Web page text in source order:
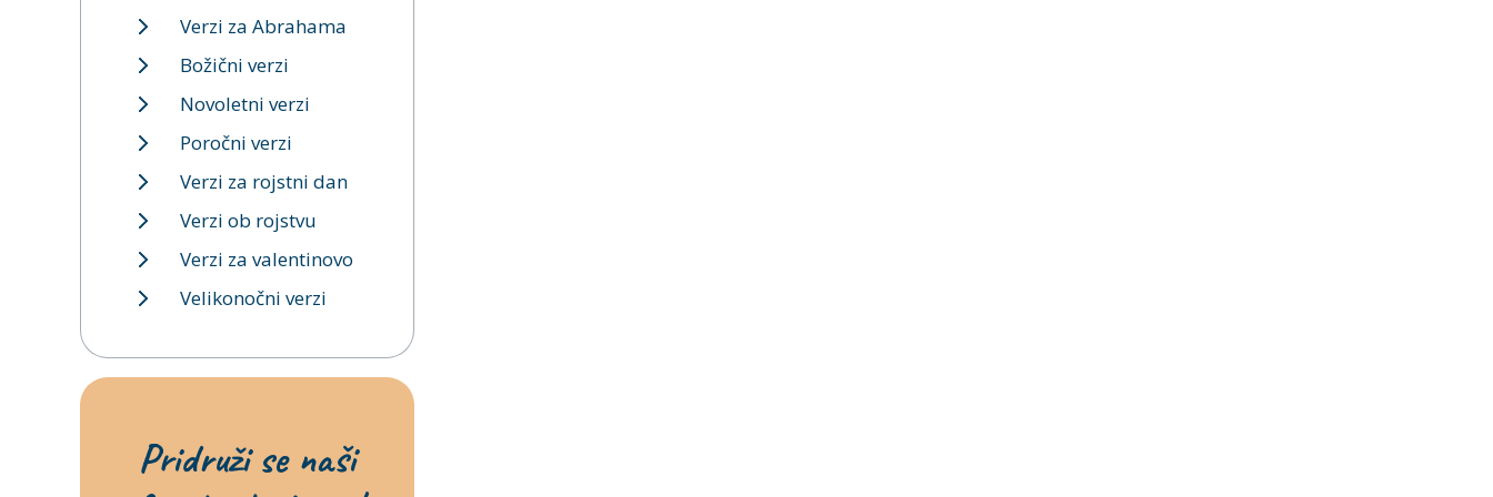
Verzi za Abrahama
Božični verzi
Novoletni verzi
Poročni verzi
Verzi za rojstni dan
Verzi ob rojstvu
Verzi za valentinovo
Velikonočni verzi
Pridruži se naši